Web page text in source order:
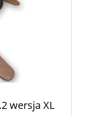
wersja XL